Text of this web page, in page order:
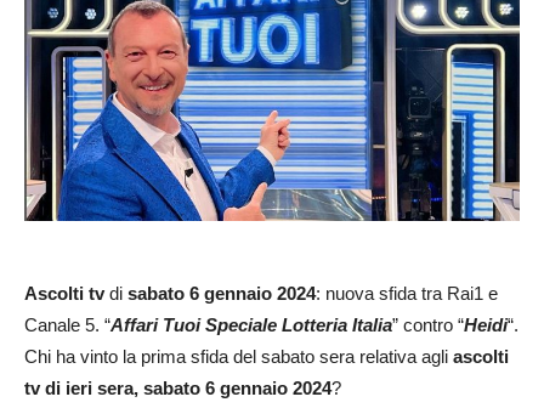
Ascolti tvdi sabato 6 gennaio 2024: nuova sfida tra Rai1 e
Canale 5. “Affari Tuoi Speciale Lotteria Italia” contro “Heidi“.
Chi ha vinto la prima sfida del sabato sera relativa agli ascolti
tv di ieri sera, sabato 6 gennaio 2024?